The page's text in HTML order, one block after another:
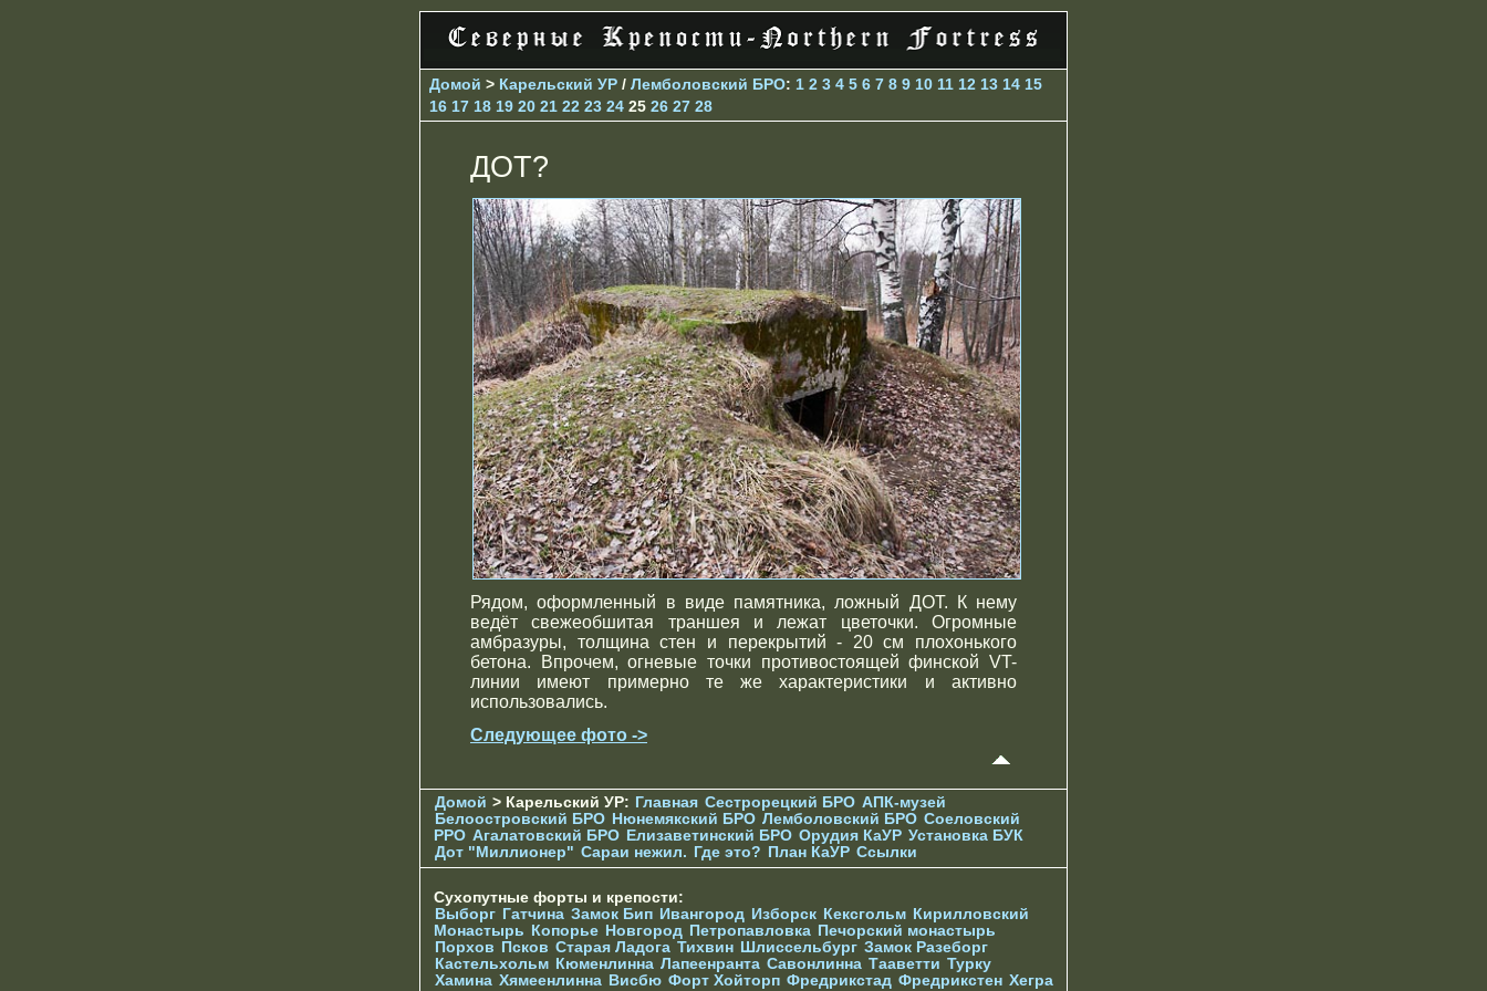
Домой > Карельский УР / Лемболовский БРО: 1 2 3 4 5 6 7 8 9 10 11 12 13 14 15
16 17 18 19 20 21 22 23 24 25 26 27 28
ДОТ?
Рядом, оформленный в виде памятника, ложный ДОТ. К нему
ведёт свежеобшитая траншея и лежат цветочки. Огромные
амбразуры, толщина стен и перекрытий - 20 см плохонького
бетона. Впрочем, огневые точки противостоящей финской VT-
линии имеют примерно те же характеристики и активно
использовались.
Следующее фото ->
Домой > Карельский УР: Главная Сестрорецкий БРО АПК-музей
Белоостровский БРО Нюнемякский БРО Лемболовский БРО Соеловский
РРО Агалатовский БРО Елизаветинcкий БРО Орудия КаУР Установка БУК
Дот "Миллионер" Сараи нежил. Где это? План КаУР Ссылки
Сухопутные форты и крепости:
Выборг Гатчина Замок Бип Ивангород Изборск Кексгольм Кирилловский
Монастырь Копорье Новгород Петропавловка Печорcкий монастырь
Порхов Псков Старая Ладога Тихвин Шлиссельбург Замок Разеборг
Кастельхольм Кюменлинна Лапеенранта Савонлинна Тааветти Турку
Хамина Хямеенлинна Висбю Форт Хойторп Фредрикстад Фредрикстен Хегра